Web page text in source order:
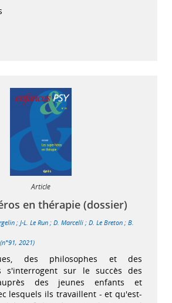
Article
en thérapie (dossier)
; J-L. Le Run ; D. Marcelli ; D. Le Breton ; B.
2021)
des philosophes et des
s'interrogent sur le succès des
des jeunes enfants et
lesquels ils travaillent - et qu'est-